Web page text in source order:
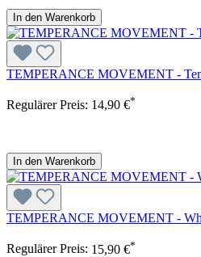
In den Warenkorb
TEMPERANCE MOVEMENT -
Regulärer Preis: 14,90 €*
In den Warenkorb
TEMPERANCE MOVEMENT -
Regulärer Preis: 15,90 €*